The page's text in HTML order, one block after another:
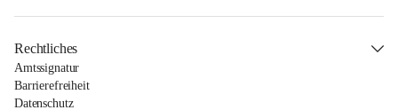
Rechtliches
Amtssignatur
Barrierefreiheit
Datenschutz